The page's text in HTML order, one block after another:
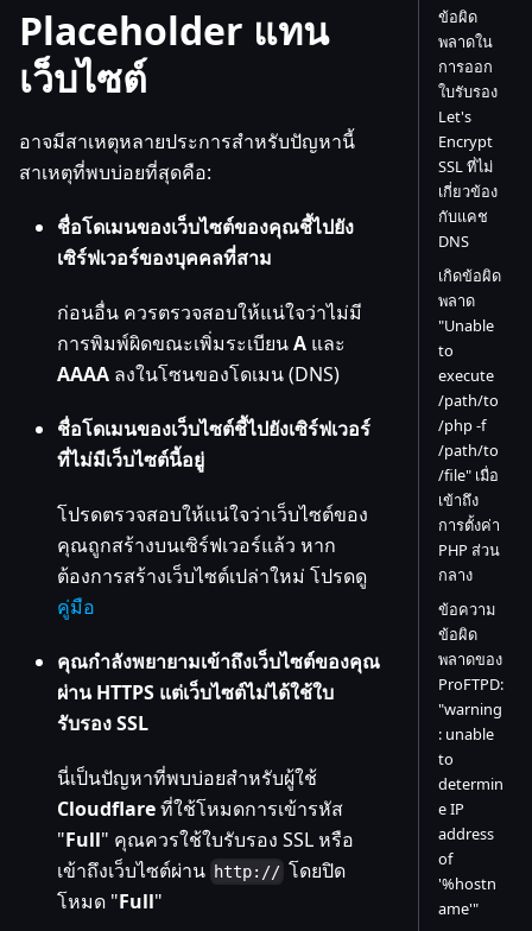
Placeholder แทน
เว็บไซต์
อาจมีสาเหตุหลายประการสำหรับปัญหานี้
สาเหตุที่พบบ่อยที่สุดคือ:
ชื่อโดเมนของเว็บไซต์ของคุณชี้ไปยัง
เซิร์ฟเวอร์ของบุคคลที่สาม
ก่อนอื่น ควรตรวจสอบให้แน่ใจว่าไม่มี
การพิมพ์ผิดขณะเพิ่มระเบียนA และ
AAAA ลงในโซนของโดเมน (DNS)
ชื่อโดเมนของเว็บไซต์ชี้ไปยังเซิร์ฟเวอร์
ที่ไม่มีเว็บไซต์นี้อยู่
โปรดตรวจสอบให้แน่ใจว่าเว็บไซต์ของ
คุณถูกสร้างบนเซิร์ฟเวอร์แล้ว หาก
ต้องการสร้างเว็บไซต์เปล่าใหม่ โปรดดู
คู่มือ
คุณกำลังพยายามเข้าถึงเว็บไซต์ของคุณ
ผ่าน HTTPS แต่เว็บไซต์ไม่ได้ใช้ใบ
รับรอง SSL
นี่เป็นปัญหาที่พบบ่อยสำหรับผู้ใช้
Cloudflareที่ใช้โหมดการเข้ารหัส
"Full" คุณควรใช้ใบรับรอง SSL หรือ
เข้าถึงเว็บไซต์ผ่าน http:// โดยปิด
โหมด "Full"
ข้อผิด
พลาดใน
การออก
ใบรับรอง
Let's
Encrypt
SSL ที่ไม่
เกี่ยวข้อง
กับแคช
DNS
เกิดข้อผิด
พลาด
"Unable
to
execute
/path/to
/php -f
/path/to
/file" เมื่อ
เข้าถึง
การตั้งค่า
PHP ส่วน
กลาง
ข้อความ
ข้อผิด
พลาดของ
ProFTPD:
"warning
: unable
to
determin
e IP
address
of
'%hostn
ame'"